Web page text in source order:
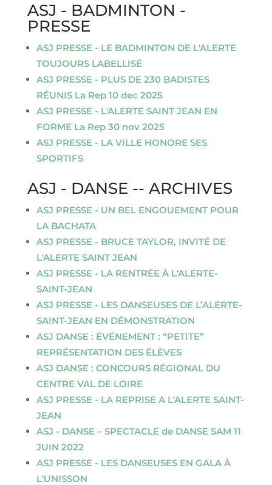
ASJ - BADMINTON -
PRESSE
ASJ PRESSE - LE BADMINTON DE L'ALERTE
TOUJOURS LABELLISÉ
ASJ PRESSE - PLUS DE 230 BADISTES
RÉUNIS La Rep 10 dec 2025
ASJ PRESSE - L'ALERTE SAINT JEAN EN
FORME La Rep 30 nov 2025
ASJ PRESSE - LA VILLE HONORE SES
SPORTIFS
ASJ - DANSE -- ARCHIVES
ASJ PRESSE - UN BEL ENGOUEMENT POUR
LA BACHATA
ASJ PRESSE - BRUCE TAYLOR, INVITÉ DE
L'ALERTE SAINT JEAN
ASJ PRESSE - LA RENTRÉE À L'ALERTE-
SAINT-JEAN
ASJ PRESSE - LES DANSEUSES DE L’ALERTE-
SAINT-JEAN EN DÉMONSTRATION
ASJ DANSE : ÉVÉNEMENT : “PETITE”
REPRÉSENTATION DES ÉLÈVES
ASJ DANSE : CONCOURS RÉGIONAL DU
CENTRE VAL DE LOIRE
ASJ PRESSE - LA REPRISE A L'ALERTE SAINT-
JEAN
ASJ - DANSE – SPECTACLE de DANSE SAM 11
JUIN 2022
ASJ PRESSE - LES DANSEUSES EN GALA À
L'UNISSON